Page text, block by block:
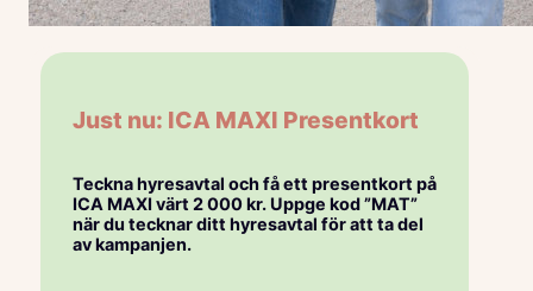
Just nu: ICA MAXI Presentkort
Teckna hyresavtal och få ett presentkort på
ICA MAXI värt 2 000 kr. Uppge kod ”MAT”
när du tecknar ditt hyresavtal för att ta del
av kampanjen.